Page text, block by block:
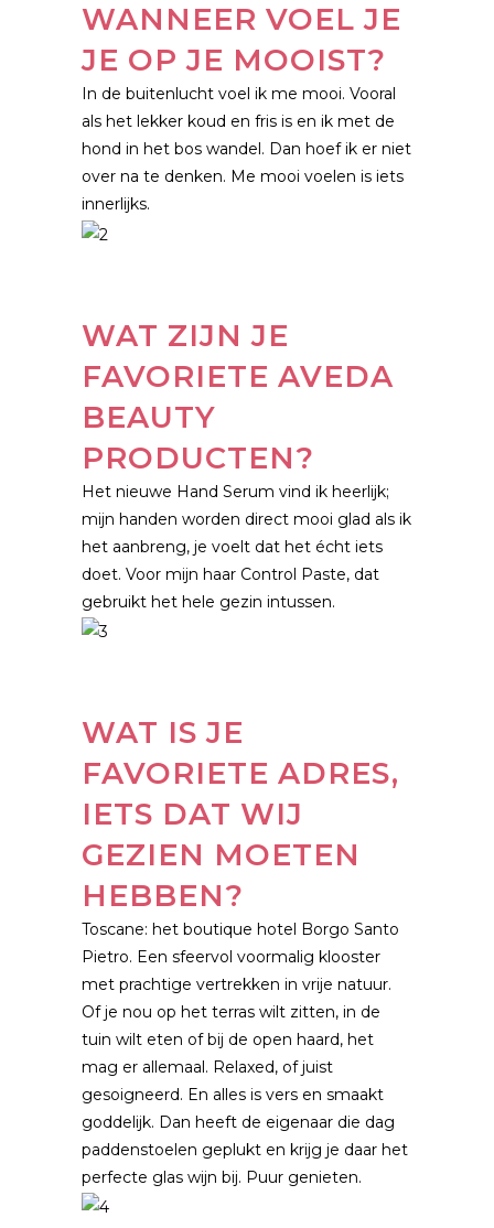
WANNEER VOEL JE
JE OP JE MOOIST?
In de buitenlucht voel ik me mooi. Vooral
als het lekker koud en fris is en ik met de
hond in het bos wandel. Dan hoef ik er niet
over na te denken. Me mooi voelen is iets
innerlijks.
WAT ZIJN JE
FAVORIETE AVEDA
BEAUTY
PRODUCTEN?
Het nieuwe Hand Serum vind ik heerlijk;
mijn handen worden direct mooi glad als ik
het aanbreng, je voelt dat het écht iets
doet. Voor mijn haar Control Paste, dat
gebruikt het hele gezin intussen.
WAT IS JE
FAVORIETE ADRES,
IETS DAT WIJ
GEZIEN MOETEN
HEBBEN?
Toscane: het boutique hotel Borgo Santo
Pietro. Een sfeervol voormalig klooster
met prachtige vertrekken in vrije natuur.
Of je nou op het terras wilt zitten, in de
tuin wilt eten of bij de open haard, het
mag er allemaal. Relaxed, of juist
gesoigneerd. En alles is vers en smaakt
goddelijk. Dan heeft de eigenaar die dag
paddenstoelen geplukt en krijg je daar het
perfecte glas wijn bij. Puur genieten.